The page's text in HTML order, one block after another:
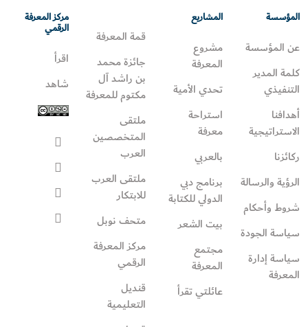
المؤسسة
عن المؤسسة
كلمة المدير
التنفيذي
أهدافنا
الاستراتيجية
ركائزنا
الرؤية والرسالة
شروط وأحكام
سياسة الجودة
سياسة إدارة
المعرفة
المشاريع
مشروع
المعرفة
تحدي الأمية
استراحة
معرفة
بالعربي
برنامج دبي
الدولي للكتابة
بيت الشعر
مجتمع
المعرفة
عائلتي تقرأ‎
قمة المعرفة
جائزة محمد
بن راشد آل
مكتوم للمعرفة
ملتقى
المتخصصين
العرب
ملتقى العرب
للابتكار
متحف نوبل
مركز المعرفة
الرقمي
قنديل
التعليمية
مركز المعرفة
الرقمي
اقرأ
شاهد